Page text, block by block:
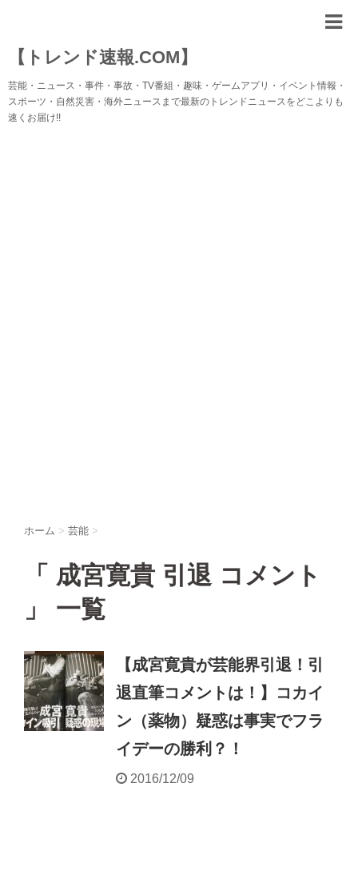
【トレンド速報.COM】
芸能・ニュース・事件・事故・TV番組・趣味・ゲームアプリ・イベント情報・
スポーツ・自然災害・海外ニュースまで最新のトレンドニュースをどこよりも
速くお届け!!
ホーム > 芸能 >
「 成宮寛貴 引退 コメント
」 一覧
【成宮寛貴が芸能界引退！引
退直筆コメントは！】コカイ
ン（薬物）疑惑は事実でフラ
イデーの勝利？！
2016/12/09